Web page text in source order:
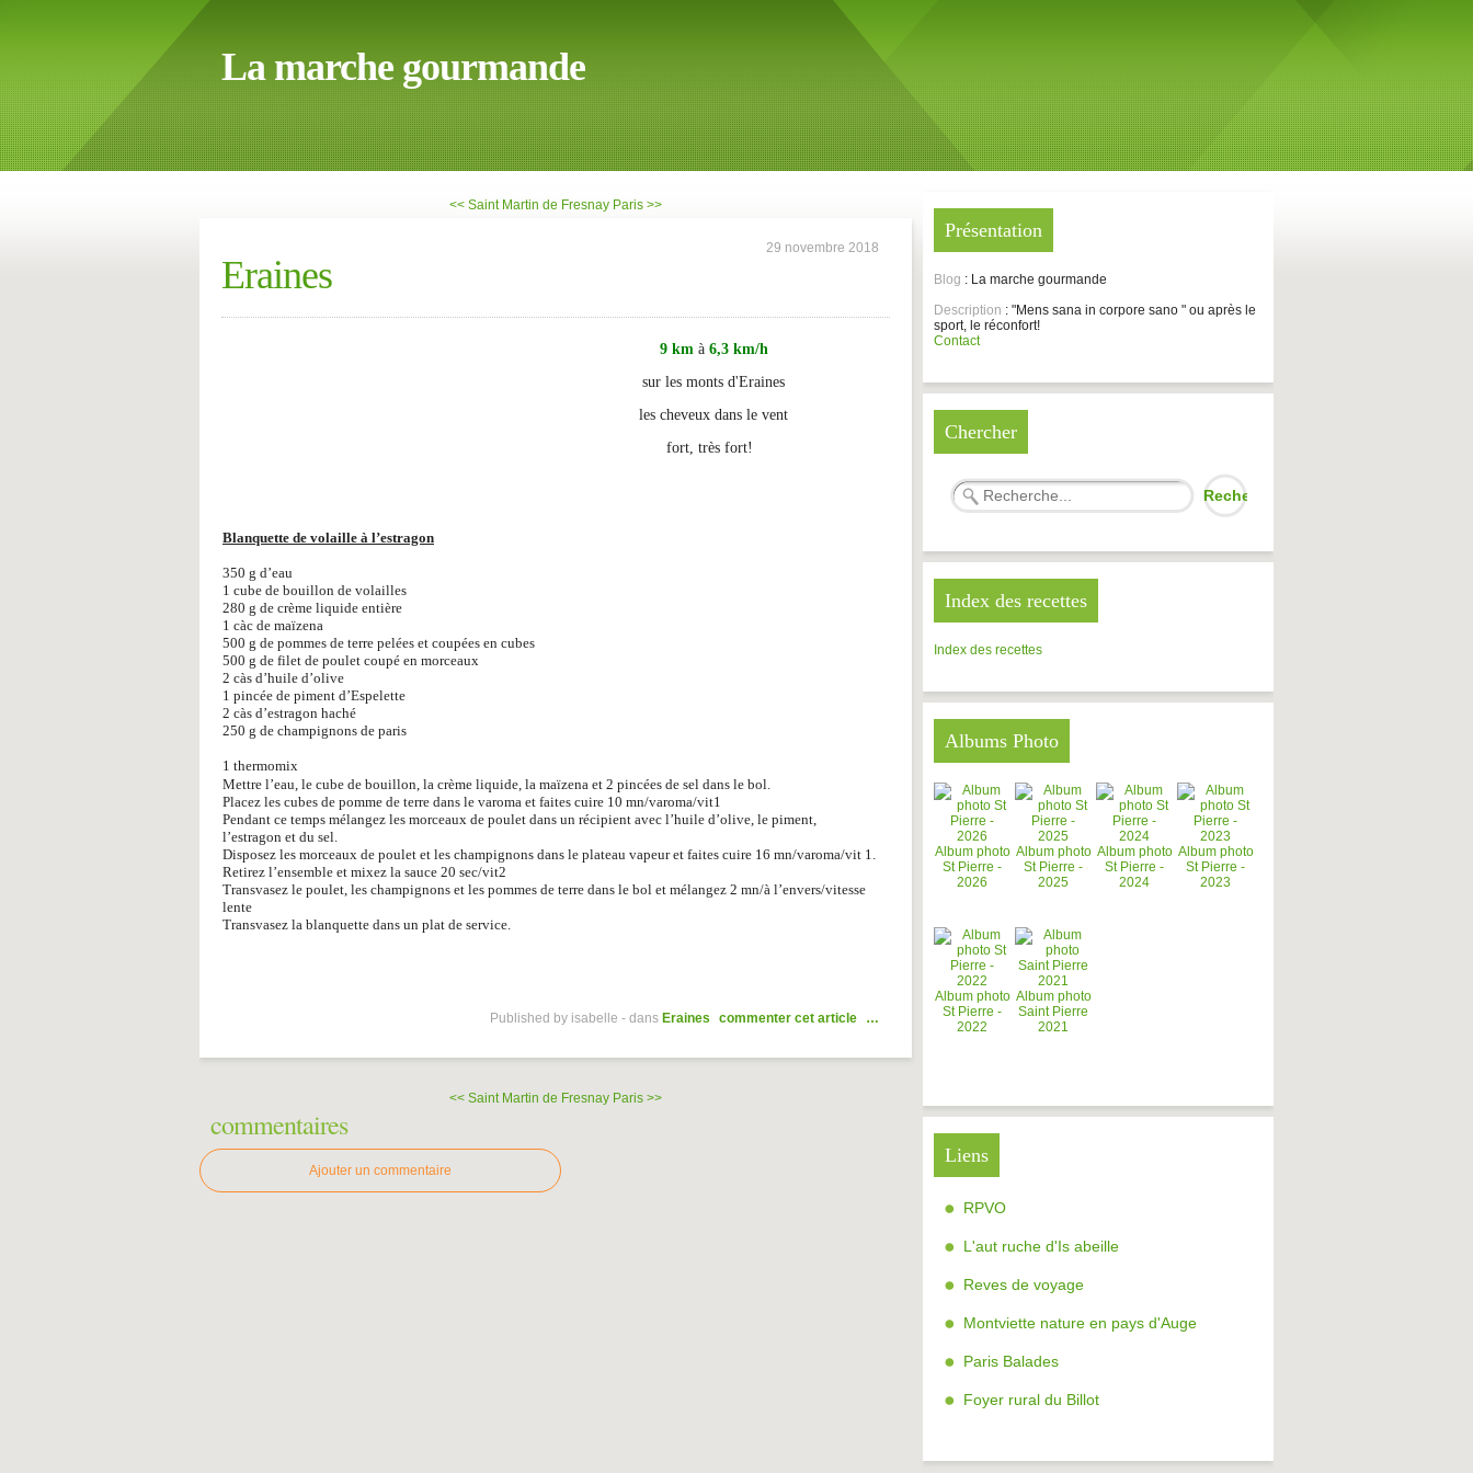
La marche gourmande
<< Saint Martin de Fresnay Paris >>
29 novembre 2018
Eraines
9 kmà 6,3 km/h
sur les monts d'Eraines
les cheveux dans le vent
fort, très fort!
Blanquette de volaille à l’estragon
350 g d’eau
1 cube de bouillon de volailles
280 g de crème liquide entière
1 càc de maïzena
500 g de pommes de terre pelées et coupées en cubes
500 g de filet de poulet coupé en morceaux
2 càs d’huile d’olive
1 pincée de piment d’Espelette
2 càs d’estragon haché
250 g de champignons de paris
1 thermomix
Mettre l’eau, le cube de bouillon, la crème liquide, la maïzena et 2 pincées de sel dans le bol.
Placez les cubes de pomme de terre dans le varoma et faites cuire 10 mn/varoma/vit1
Pendant ce temps mélangez les morceaux de poulet dans un récipient avec l’huile d’olive, le piment,
l’estragon et du sel.
Disposez les morceaux de poulet et les champignons dans le plateau vapeur et faites cuire 16 mn/varoma/vit 1.
Retirez l’ensemble et mixez la sauce 20 sec/vit2
Transvasez le poulet, les champignons et les pommes de terre dans le bol et mélangez 2 mn/à l’envers/vitesse
lente
Transvasez la blanquette dans un plat de service.
Published by isabelle - dans Eraines commenter cet article …
<< Saint Martin de Fresnay Paris >>
commentaires
Ajouter un commentaire
Présentation
Blog : La marche gourmande
Description : "Mens sana in corpore sano " ou après le
sport, le réconfort!
Contact
Chercher
Index des recettes
Index des recettes
Albums Photo
Album photo
St Pierre -
2026
Album photo
St Pierre -
2025
Album photo
St Pierre -
2024
Album photo
St Pierre -
2023
Album photo
St Pierre -
2022
Album photo
Saint Pierre
2021
Liens
RPVO
L'aut ruche d'Is abeille
Reves de voyage
Montviette nature en pays d'Auge
Paris Balades
Foyer rural du Billot